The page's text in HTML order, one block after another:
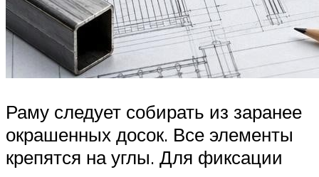
Раму следует собирать из заранее
окрашенных досок. Все элементы
крепятся на углы. Для фиксации